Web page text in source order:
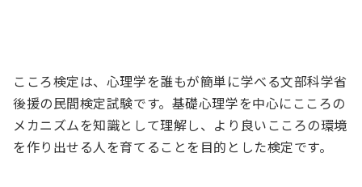
こころ検定は、心理学を誰もが簡単に学べる文部科学省
後援の民間検定試験です。基礎心理学を中心にこころの
メカニズムを知識として理解し、より良いこころの環境
を作り出せる人を育てることを目的とした検定です。